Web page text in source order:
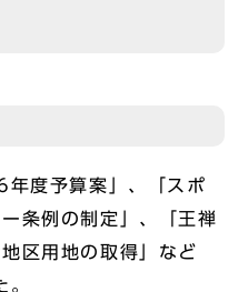
度予算案」、「スポ
条例の制定」、「王禅
区用地の取得」など